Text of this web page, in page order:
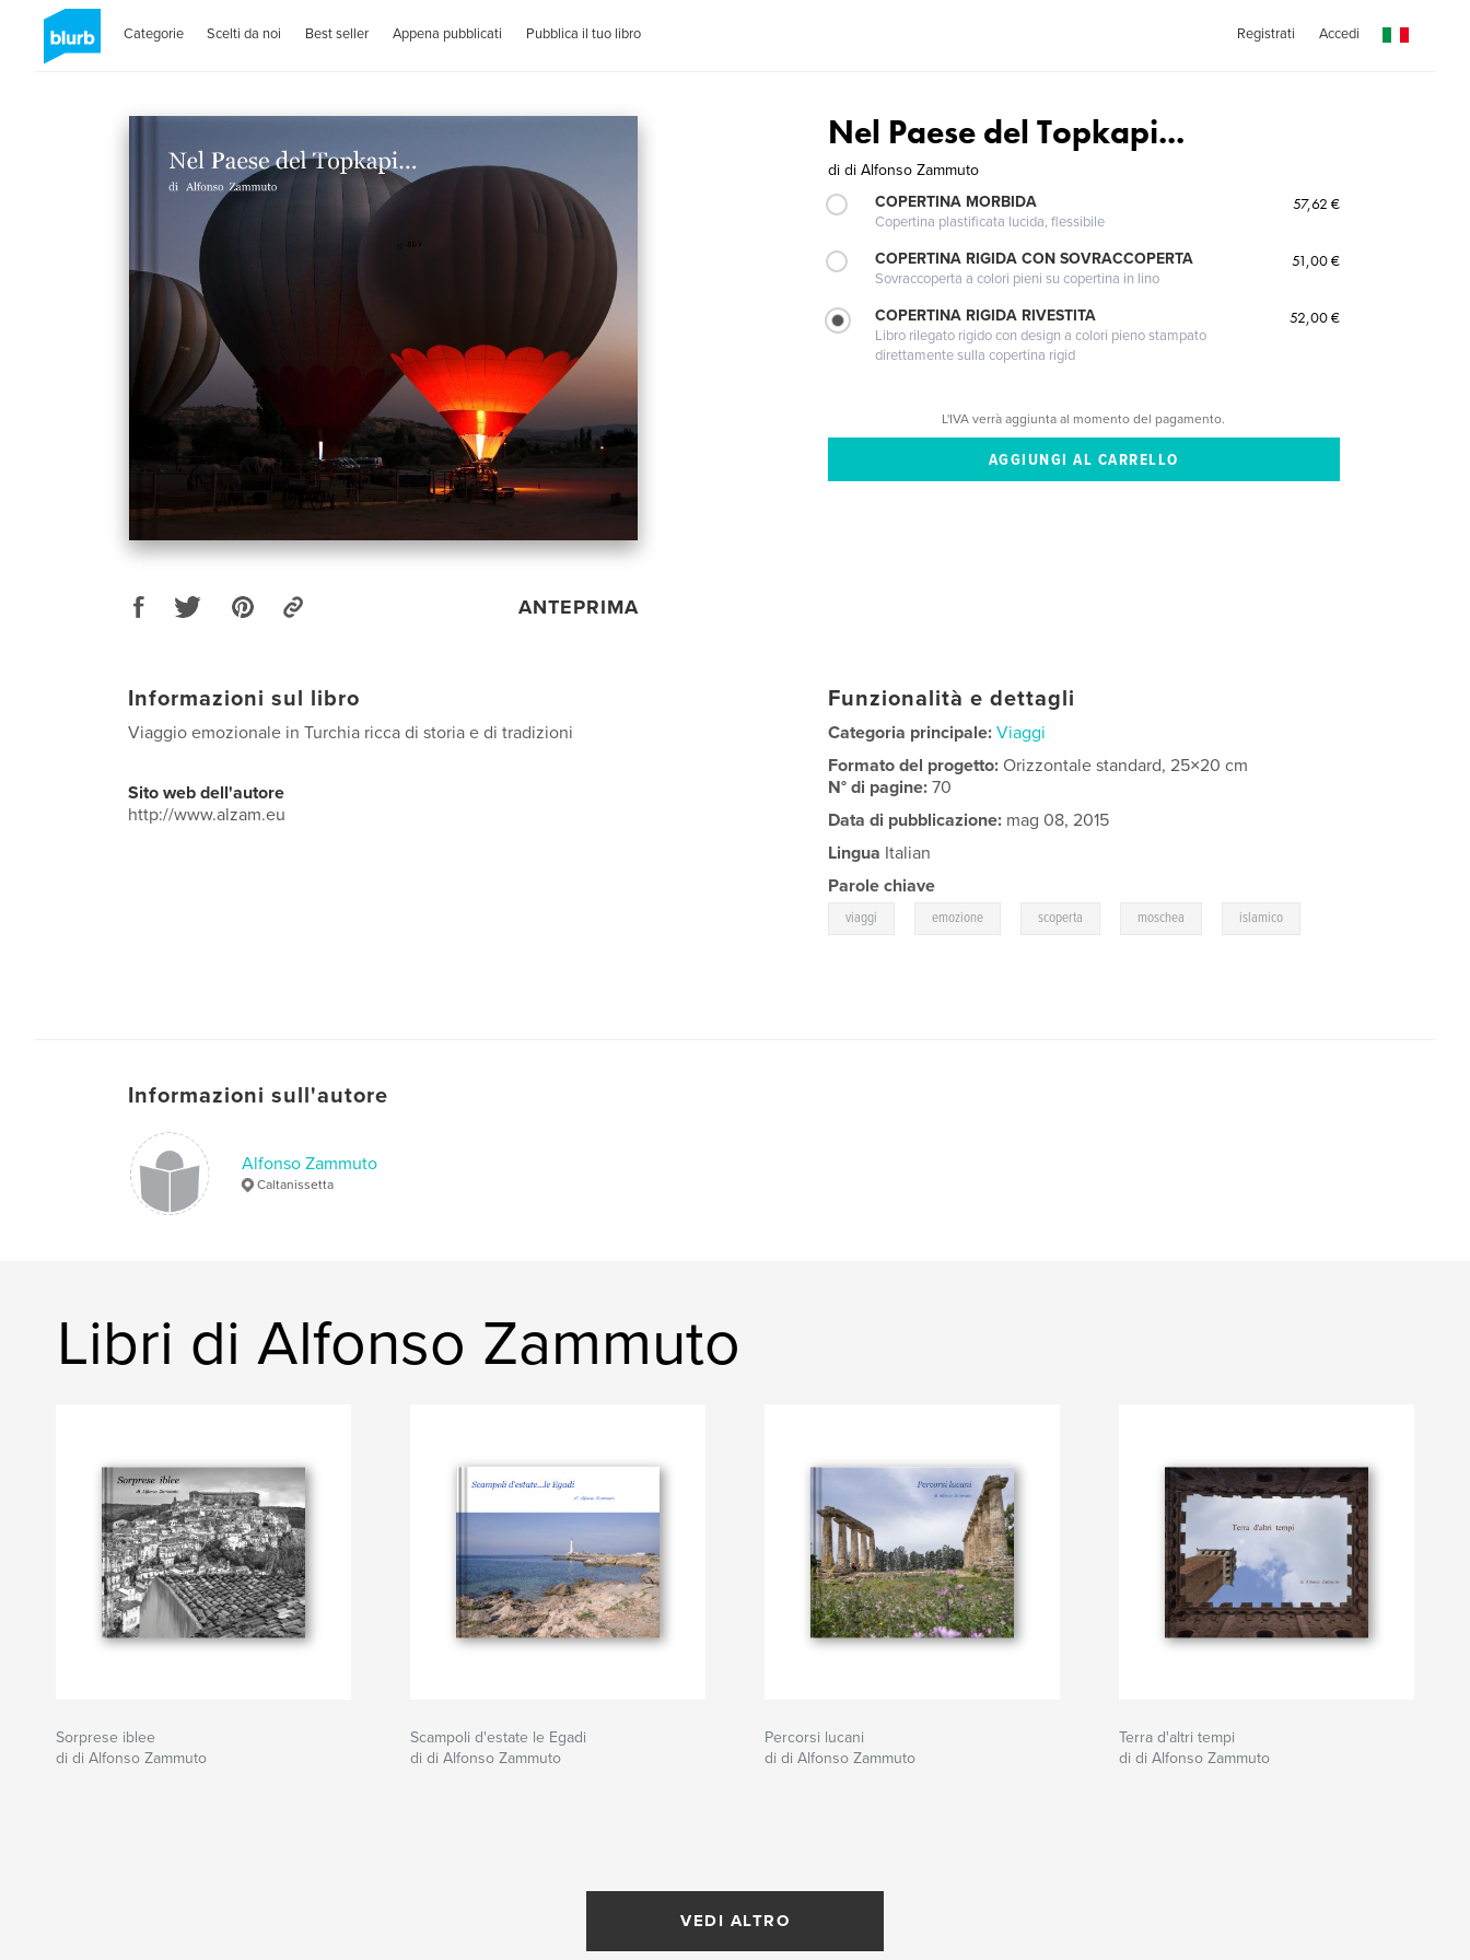
Categorie Scelti da noi Best seller Appena pubblicati Pubblica il tuo libro Registrati Accedi
ANTEPRIMA
Nel Paese del Topkapi...
di di Alfonso Zammuto
COPERTINA MORBIDA
Copertina plastificata lucida, flessibile
57,62 €
COPERTINA RIGIDA CON SOVRACCOPERTA
Sovraccoperta a colori pieni su copertina in lino
51,00 €
COPERTINA RIGIDA RIVESTITA
Libro rilegato rigido con design a colori pieno stampato
direttamente sulla copertina rigid
52,00 €
L'IVA verrà aggiunta al momento del pagamento.
Informazioni sul libro
Viaggio emozionale in Turchia ricca di storia e di tradizioni
Sito web dell'autore
http://www.alzam.eu
Funzionalità e dettagli
Categoria principale: Viaggi
Formato del progetto:Orizzontale standard, 25×20 cm
N° di pagine:70
Data di pubblicazione: mag 08, 2015
Lingua Italian
Parole chiave
viaggi emozione scoperta moschea islamico
Informazioni sull'autore
Alfonso Zammuto
Caltanissetta
Libri di Alfonso Zammuto
Sorprese iblee
di di Alfonso Zammuto
Scampoli d'estate le Egadi
di di Alfonso Zammuto
Percorsi lucani
di di Alfonso Zammuto
Terra d'altri tempi
di di Alfonso Zammuto
VEDI ALTRO